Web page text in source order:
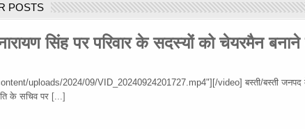
POSTS
सिंह पर परिवार के सदस्यों को चेयरमैन बनाने
uploads/2024/09/VID_20240924201727.mp4"][/video] बस्ती/बस्ती
के सचिव पर [...]